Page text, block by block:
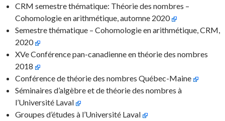
CRM semestre thématique: Théorie des nombres –
Cohomologie en arithmétique, automne 2020
Semestre thématique – Cohomologie en arithmétique, CRM,
2020
XVe Conférence pan-canadienne en théorie des nombres
2018
Conférence de théorie des nombres Québec-Maine
Séminaires d’algèbre et de théorie des nombres à
l’Université Laval
Groupes d’études à l’Université Laval